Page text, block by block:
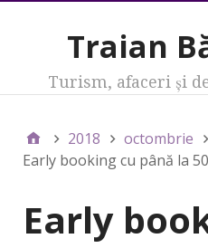
Traian
Turism, afaceri şi
2018 octombrie
Early booking cu până la
Early